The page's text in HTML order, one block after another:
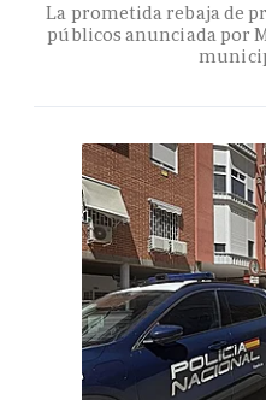
La prometida rebaja de
públicos anunciada por